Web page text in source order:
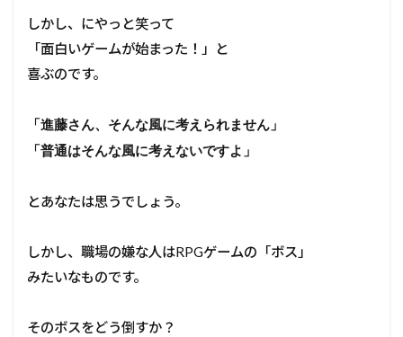
しかし、にやっと笑って
「面白いゲームが始まった！」と
喜ぶのです。
「進藤さん、そんな風に考えられません」
「普通はそんな風に考え ないですよ」
とあなたは思うでしょう。
しかし、職場の嫌な人はRPGゲームの「ボス」
みたいなものです。
そのボスをどう倒すか？